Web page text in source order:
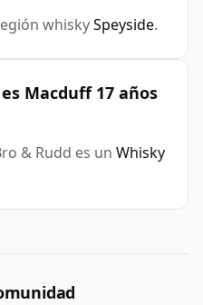
whiskySpeyside.
Macduff 17 años
& Rudd es un Whisky